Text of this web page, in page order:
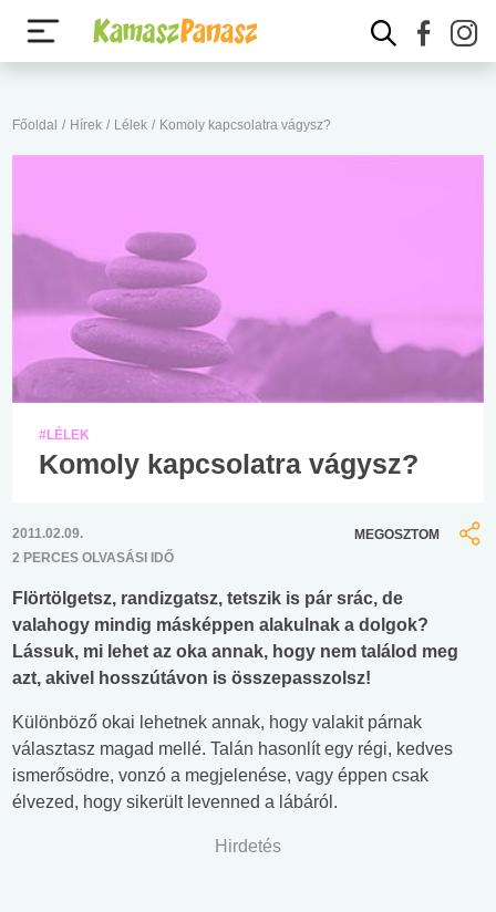
Főoldal / Hírek / Lélek / Komoly kapcsolatra vágysz?
#LÉLEK
Komoly kapcsolatra vágysz?
2011.02.09.
2 PERCES OLVASÁSI IDŐ
MEGOSZTOM
Flörtölgetsz, randizgatsz, tetszik is pár srác, de
valahogy mindig másképpen alakulnak a dolgok?
Lássuk, mi lehet az oka annak, hogy nem találod meg
azt, akivel hosszútávon is összepasszolsz!
Különböző okai lehetnek annak, hogy valakit párnak
választasz magad mellé. Talán hasonlít egy régi, kedves
ismerősödre, vonzó a megjelenése, vagy éppen csak
élvezed, hogy sikerült levenned a lábáról.
Hirdetés